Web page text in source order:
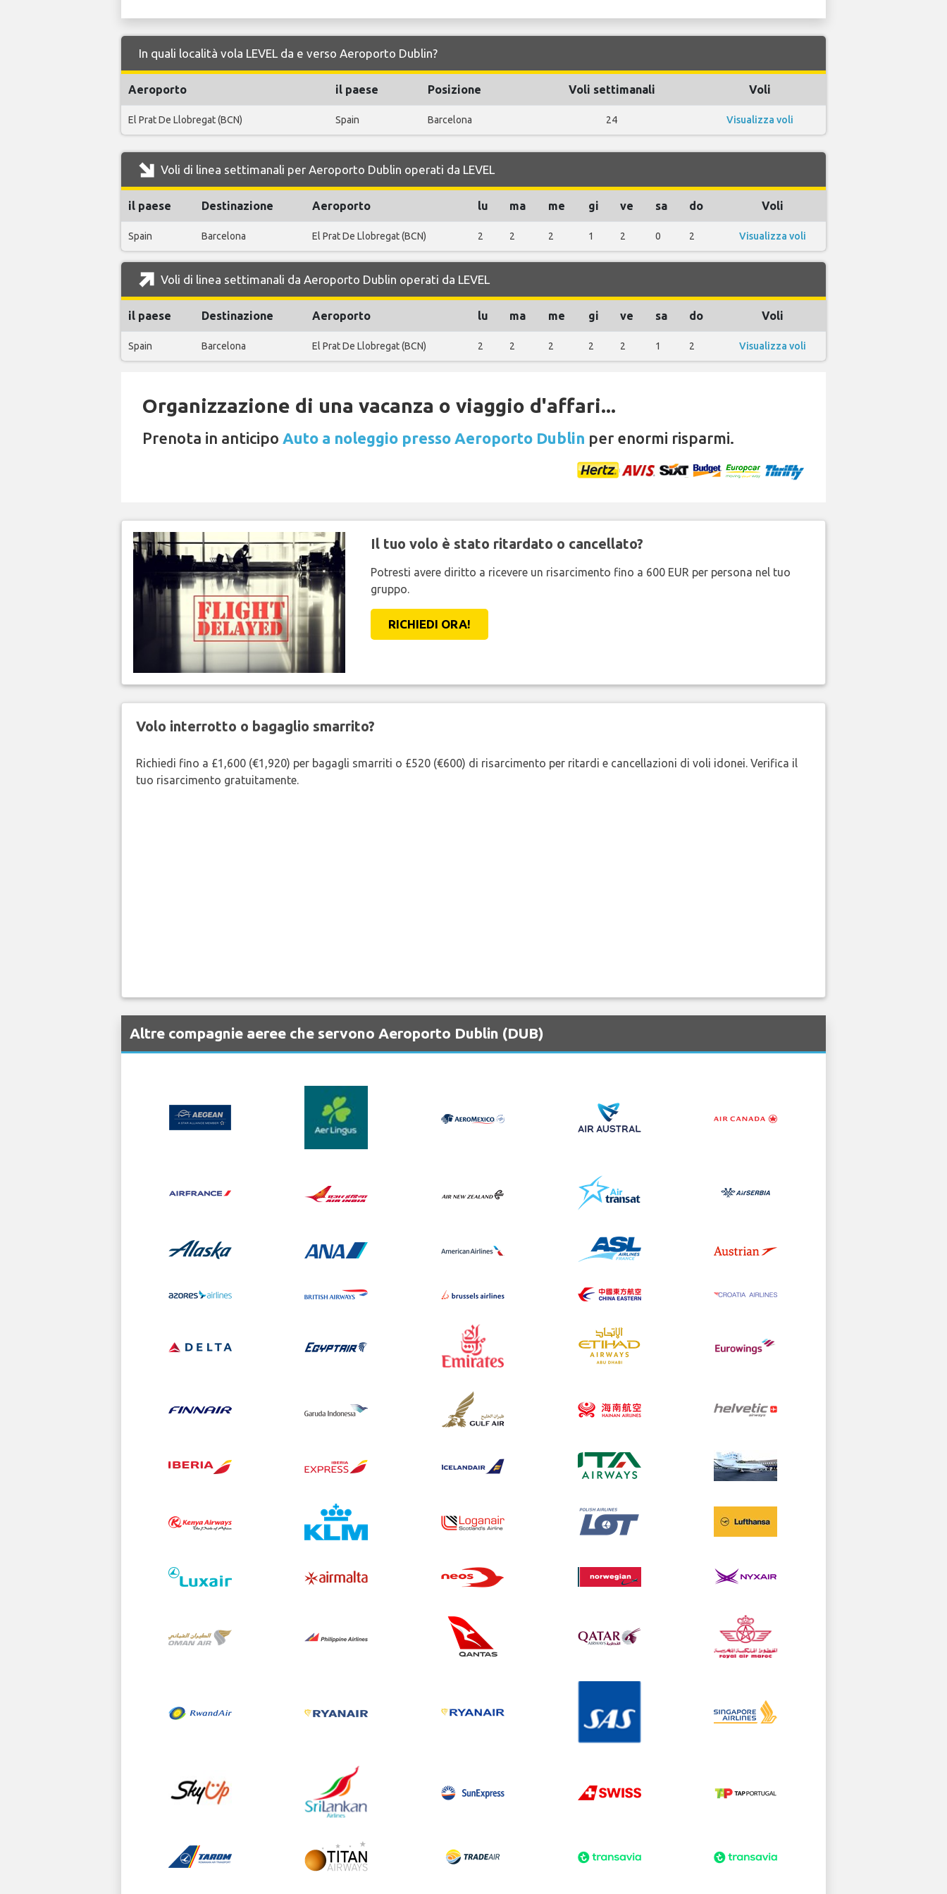
In quali località vola LEVEL da e verso Aeroporto Dublin?
Aeroporto il paese Posizione Voli settimanali Voli
El Prat De Llobregat (BCN) Spain Barcelona 24 Visualizza voli
Voli di linea settimanali per Aeroporto Dublin operati da LEVEL
il paese Destinazione Aeroporto lu ma me gi ve sa do Voli
Spain Barcelona El Prat De Llobregat (BCN) 2 2 2 1 2 0 2 Visualizza voli
Voli di linea settimanali da Aeroporto Dublin operati da LEVEL
il paese Destinazione Aeroporto lu ma me gi ve sa do Voli
Spain Barcelona El Prat De Llobregat (BCN) 2 2 2 2 2 1 2 Visualizza voli
Organizzazione di una vacanza o viaggio d'affari...
Prenota in anticipo Auto a noleggio presso Aeroporto Dublin per enormi risparmi.
Il tuo volo è stato ritardato o cancellato?
Potresti avere diritto a ricevere un risarcimento fino a 600 EUR per persona nel tuo
gruppo.
RICHIEDI ORA!
Volo interrotto o bagaglio smarrito?
Richiedi fino a £1,600 (€1,920) per bagagli smarriti o £520 (€600) di risarcimento per ritardi e cancellazioni di voli idonei. Verifica il
tuo risarcimento gratuitamente.
Altre compagnie aeree che servono Aeroporto Dublin (DUB)